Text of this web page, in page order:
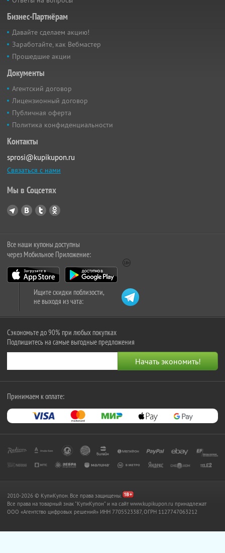
Бизнес-Партнёрам
Давайте сделаем акцию!
Заработайте, как Вебмастер
Прошедшие акции
Документы
Агентский договор
Лицензионный договор
Публичная оферта
Политика конфиденциальности
Контакты
sprosi@kupikupon.ru
Связаться с нами
Мы в Соцсетях
Все наши купоны доступны
через Мобильное Приложение:
Ищите скидки поблизости,
не выходя из чата:
Сэкономьте до 90% при любых покупках
Подпишитесь на самые выгодные предложения
Принимаем к оплате:
2010-2026 © КупиКупон. Все права защищены.
Все права на товарный знак "КупиКупон" и на сайт www.kupikupon.ru принадлежат
OOO «Агентство цифровых решений» ИНН 7705523387, ОГРН 1127747063212